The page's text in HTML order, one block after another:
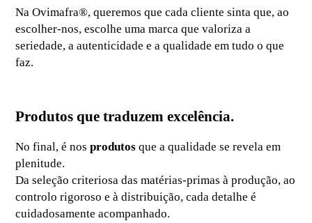
Na Ovimafra®, queremos que cada cliente sinta que, ao
escolher-nos, escolhe uma marca que valoriza a
seriedade, a autenticidade e a qualidade em tudo o que
faz.
Produtos que traduzem excelência.
No final, é nosprodutos que a qualidade se revela em
plenitude.
Da seleção criteriosa das matérias-primas à produção, ao
controlo rigoroso e à distribuição, cada detalhe é
cuidadosamente acompanhado.